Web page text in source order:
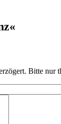
Bitte nur